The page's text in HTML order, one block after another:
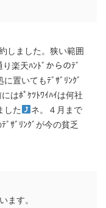
しました。狭い範囲
楽天ﾊﾝﾄﾞからのﾃﾞ
置いてもﾃﾞｻﾞﾘﾝｸﾞ
はﾎﾟｹﾂﾄﾜｲﾊｲは何社
した
ネ。４月まで
ﾞｻﾞﾘﾝｸﾞが今の貧乏
ます。